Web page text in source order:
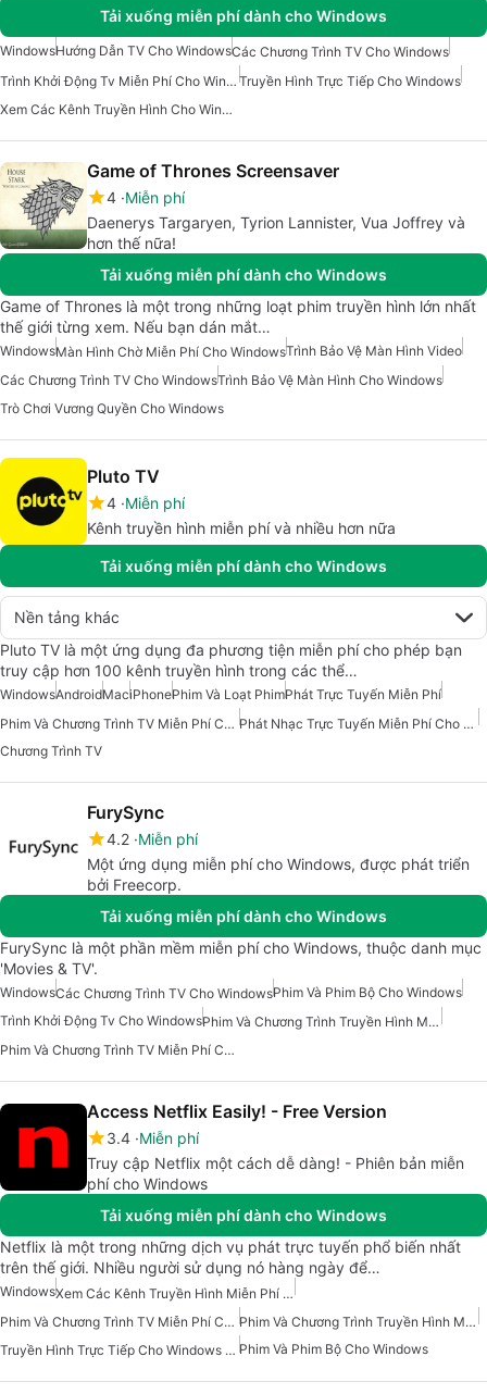
Tải xuống miễn phí dành cho Windows
WindowsHướng Dẫn TV Cho WindowsCác Chương Trình TV Cho Windows
Trình Khởi Động Tv Miễn Phí Cho Windows Truyền Hình Trực Tiếp Cho Windows
Xem Các Kênh Truyền Hình Cho Windows
Game of Thrones Screensaver
4 Miễn phí
Daenerys Targaryen, Tyrion Lannister, Vua Joffrey và
hơn thế nữa!
Tải xuống miễn phí dành cho Windows
Game of Thrones là một trong những loạt phim truyền hình lớn nhất
thế giới từng xem. Nếu bạn dán mắt…
WindowsMàn Hình Chờ Miễn Phí Cho WindowsTrình Bảo Vệ Màn Hình Video
Các Chương Trình TV Cho WindowsTrình Bảo Vệ Màn Hình Cho Windows
Trò Chơi Vương Quyền Cho Windows
Pluto TV
4 Miễn phí
Kênh truyền hình miễn phí và nhiều hơn nữa
Tải xuống miễn phí dành cho Windows
Nền tảng khác
Pluto TV là một ứng dụng đa phương tiện miễn phí cho phép bạn
truy cập hơn 100 kênh truyền hình trong các thể…
WindowsAndroidMaciPhonePhim Và Loạt PhimPhát Trực Tuyến Miễn Phí
Phim Và Chương Trình TV Miễn Phí Cho Windows
Phát Nhạc Trực Tuyến Miễn Phí Cho Mac
Chương Trình TV
FurySync
4.2 Miễn phí
Một ứng dụng miễn phí cho Windows, được phát triển
bởi Freecorp.
Tải xuống miễn phí dành cho Windows
FurySync là một phần mềm miễn phí cho Windows, thuộc danh mục
'Movies & TV'.
WindowsCác Chương Trình TV Cho WindowsPhim Và Phim Bộ Cho Windows
Trình Khởi Động Tv Cho Windows
Phim Và Chương Trình Truyền Hình Miễn Phí Cho Windows
Phim Và Chương Trình TV Miễn Phí Cho Windows
Access Netflix Easily! - Free Version
3.4 Miễn phí
Truy cập Netflix một cách dễ dàng! - Phiên bản miễn
phí cho Windows
Tải xuống miễn phí dành cho Windows
Netflix là một trong những dịch vụ phát trực tuyến phổ biến nhất
trên thế giới. Nhiều người sử dụng nó hàng ngày để…
Windows
Xem Các Kênh Truyền Hình Miễn Phí Cho Windows
Phim Và Chương Trình TV Miễn Phí Cho Windows
Phim Và Chương Trình Truyền Hình Miễn Phí Cho Windows
Truyền Hình Trực Tiếp Cho Windows 10 Phim Và Phim Bộ Cho Windows